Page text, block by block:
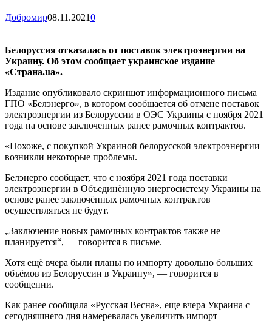
Добромир08.11.20210
Белоруссия отказалась от поставок электроэнергии на
Украину. Об этом сообщает украинское издание
«Страна.ua».
Издание опубликовало скриншот информационного письма
ГПО «Белэнерго», в котором сообщается об отмене поставок
электроэнергии из Белоруссии в ОЭС Украины с ноября 2021
года на основе заключенных ранее рамочных контрактов.
«Похоже, с покупкой Украиной белорусской электроэнергии
возникли некоторые проблемы.
Белэнерго сообщает, что с ноября 2021 года поставки
электроэнергии в Объединённую энергосистему Украины на
основе ранее заключённых рамочных контрактов
осуществляться не будут.
„Заключение новых рамочных контрактов также не
планируется“, — говорится в письме.
Хотя ещё вчера были планы по импорту довольно больших
объёмов из Белоруссии в Украину», — говорится в
сообщении.
Как ранее сообщала «Русская Весна», еще вчера Украина с
сегодняшнего дня намеревалась увеличить импорт